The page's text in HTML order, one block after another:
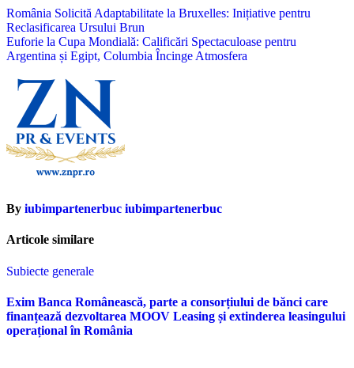
Navigare
în
articole
România Solicită Adaptabilitate la Bruxelles: Inițiative pentru
Reclasificarea Ursului Brun
Euforie la Cupa Mondială: Calificări Spectaculoase pentru
Argentina și Egipt, Columbia Încinge Atmosfera
By iubimpartenerbuc iubimpartenerbuc
Articole similare
Subiecte generale
Exim Banca Românească, parte a consorțiului de bănci care
finanțează dezvoltarea MOOV Leasing și extinderea leasingului
operațional în România